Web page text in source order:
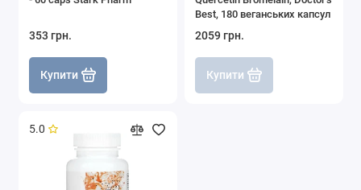
353 грн.
Купити
Best, 180 веганських капсул
2059 грн.
Купити
5.0